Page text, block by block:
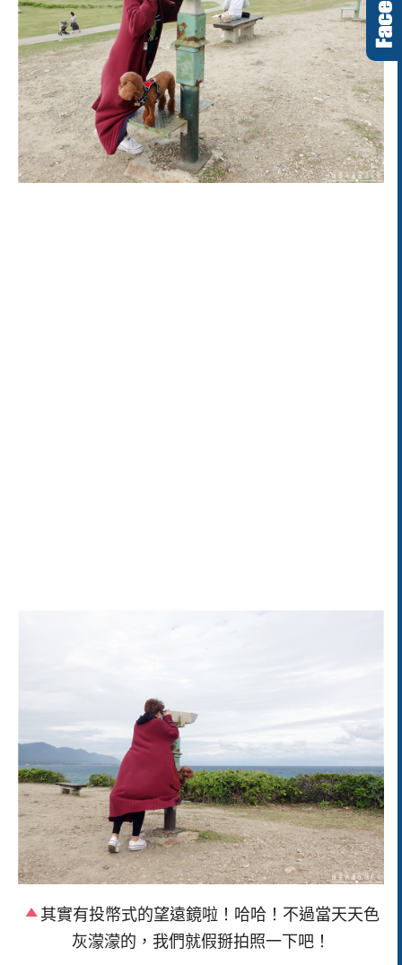
其實有投幣式的望遠鏡啦！哈哈！不過當天天色
灰濛濛的，我們就假掰拍照一下吧！